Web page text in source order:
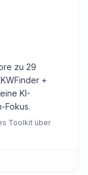
zu 29
+
KI-
Fokus.
Toolkit über